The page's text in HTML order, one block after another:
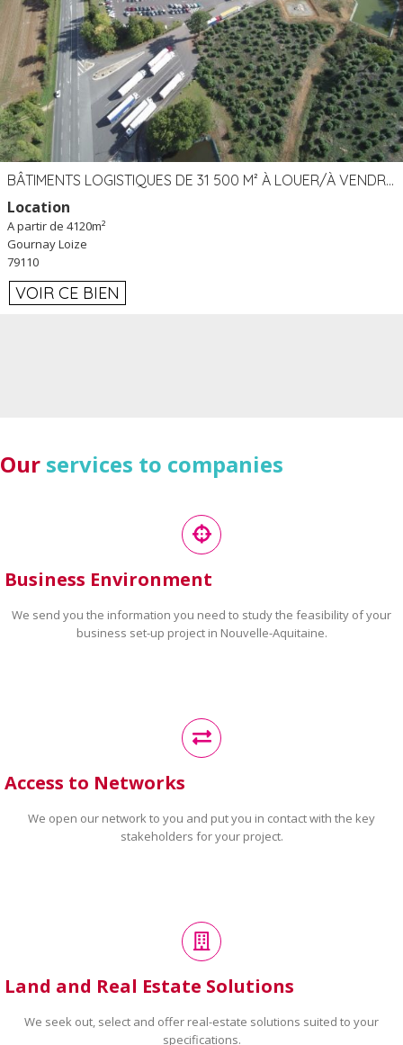
BÂTIMENTS LOGISTIQUES DE 31 500 M² À LOUER/À VENDRE SUR UN SITE DE 17 HA (79)
Location
A partir de 4120m²
Gournay Loize
79110
VOIR CE BIEN
Our services to companies
Business Environment
We send you the information you need to study the feasibility of your
business set-up project in Nouvelle-Aquitaine.
Access to Networks
We open our network to you and put you in contact with the key
stakeholders for your project.
Land and Real Estate Solutions
We seek out, select and offer real-estate solutions suited to your
specifications.